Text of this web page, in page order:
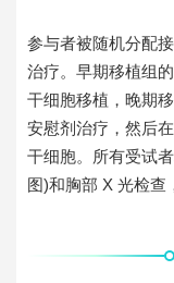
参与者被随机分配
治疗。早期移植组
干细胞移植，晚期
安慰剂治疗，然后
干细胞。所有受试
图)和胸部 X 光检查